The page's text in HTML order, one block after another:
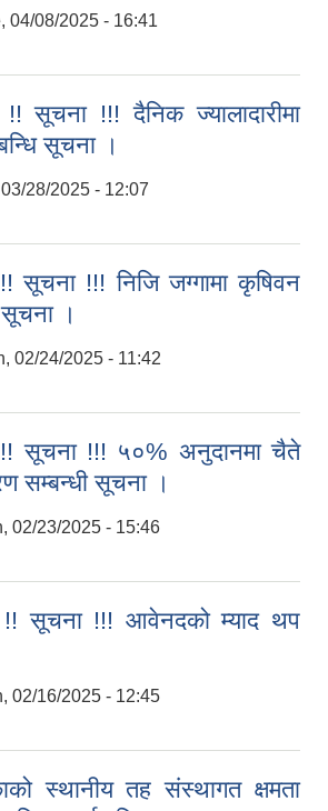
04/08/2025 - 16:41
सूचना !!! दैनिक ज्यालादारीमा
सूचना ।
28/2025 - 12:07
!!! निजि जग्गामा कृषिवन
सूचना ।
02/24/2025 - 11:42
सूचना !!! ५०% अनुदानमा चैते
सम्बन्धी सूचना ।
02/23/2025 - 15:46
सूचना !!! आवेनदको म्याद थप
02/16/2025 - 12:45
स्थानीय तह संस्थागत क्षमता